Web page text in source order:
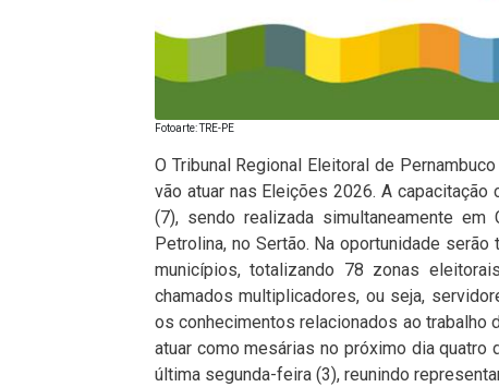
Fotoarte: TRE-PE
O Tribunal Regional Eleitoral de
vão atuar nas Eleições 2026. A
(7), sendo realizada simultaneamente em
Petrolina, no Sertão. Na oportunidade
municípios, totalizando 78 zonas
chamados multiplicadores, ou seja,
os conhecimentos relacionados ao trabalho
atuar como mesárias no próximo dia quatro
última segunda-feira (3), reunindo